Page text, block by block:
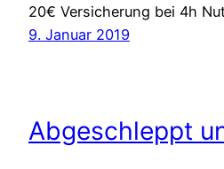
20€ Versicherung bei 4h
9. Januar 2019
Abgeschleppt